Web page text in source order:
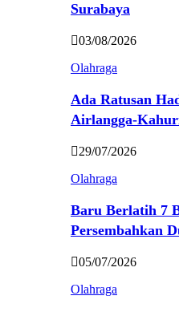
Surabaya
03/08/2026
Olahraga
Ada Ratusan
Airlangga-
29/07/2026
Olahraga
Baru Berlatih 7
Persembahkan
05/07/2026
Olahraga